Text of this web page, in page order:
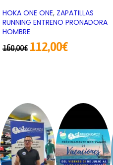
HOKA ONE ONE, ZAPATILLAS
RUNNING ENTRENO PRONADORA
HOMBRE
160,00€ 112,00€